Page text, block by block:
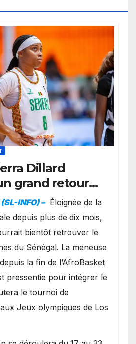
Dillard
grand retour
?
INFO) – Éloignée de la
depuis plus de dix mois,
bientôt retrouver le
du Sénégal. La meneuse
la fin de l’AfroBasket
pressentie pour intégrer le
le tournoi de
Jeux olympiques de Los